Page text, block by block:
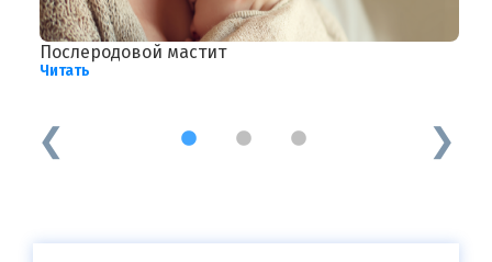
Послеродовой мастит
Читать
1 2 3